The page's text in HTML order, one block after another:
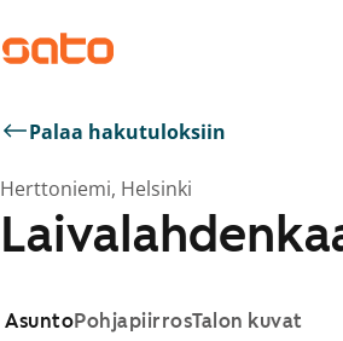
Palaa hakutuloksiin
Herttoniemi, Helsinki
AsuntoPohjapiirrosTalon kuvat